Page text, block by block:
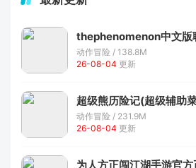
thephenomenon中文版
动作冒险 / 138.8M
26-08-04 更新
超级熊历险记(超级辅助
动作冒险 / 231.9M
26-08-04 更新
为人方正闯江湖手游官方